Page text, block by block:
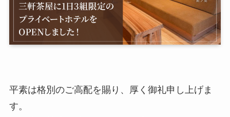
平素は格別のご高配を賜り、厚く御礼申し上げま
す。